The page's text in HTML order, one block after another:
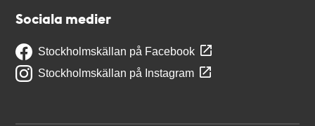
Sociala medier
Stockholmskällan på Facebook
Stockholmskällan på Instagram